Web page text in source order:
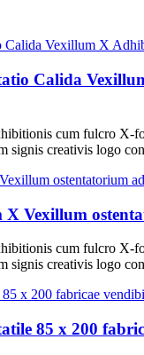
Calida
cum fulcro X-
signis creativis logo
X Vexillum
cum fulcro X-
signis creativis logo
85 x 200